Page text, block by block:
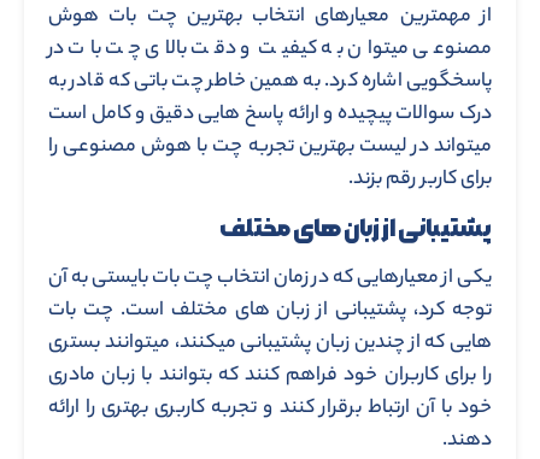
از مهمترین معیارهای انتخاب بهترین چت بات هوش
مصنوعی میتوان به کیفیت و دقت بالای چت بات در
پاسخگویی اشاره کرد. به همین خاطر چت باتی که قادر به
درک سوالات پیچیده و ارائه پاسخ هایی دقیق و کامل است
میتواند در لیست بهترین تجربه چت با هوش مصنوعی را
برای کاربر رقم بزند.
پشتیبانی از زبان های مختلف
یکی از معیارهایی که در زمان انتخاب چت بات بایستی به آن
توجه کرد، پشتیبانی از زبان های مختلف است. چت بات
هایی که از چندین زبان پشتیبانی میکنند، میتوانند بستری
را برای کاربران خود فراهم کنند که بتوانند با زبان مادری
خود با آن ارتباط برقرار کنند و تجربه کاربری بهتری را ارائه
دهند.